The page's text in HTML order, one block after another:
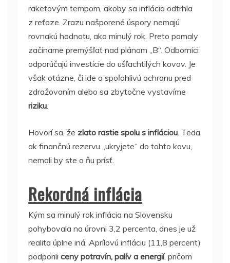
raketovým tempom, akoby sa inflácia odtrhla
z reťaze. Zrazu našporené úspory nemajú
rovnakú hodnotu, ako minulý rok. Preto pomaly
začíname premýšľať nad plánom ,,B“. Odborníci
odporúčajú investície do ušľachtilých kovov. Je
však otázne, či ide o spoľahlivú ochranu pred
zdražovaním alebo sa zbytočne vystavíme
riziku.
Hovorí sa, že zlato rastie spolu s infláciou. Teda,
ak finančnú rezervu ,,ukryjete“ do tohto kovu,
nemali by ste o ňu prísť.
Rekordná inflácia
Kým sa minulý rok inflácia na Slovensku
pohybovala na úrovni 3,2 percenta, dnes je už
realita úplne iná. Aprílovú infláciu (11,8 percent)
podporili ceny potravín, palív a energií, pričom